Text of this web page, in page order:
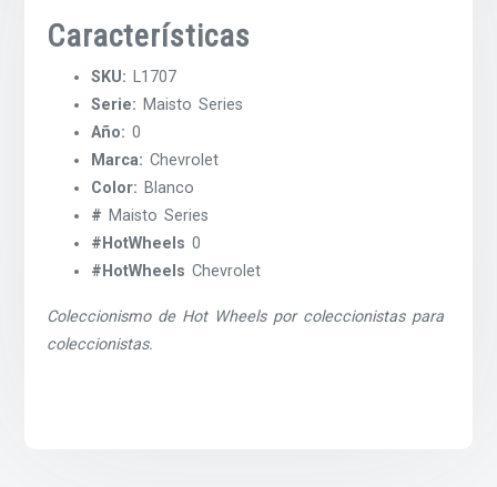
Características
SKU: L1707
Serie: Maisto Series
Año: 0
Marca: Chevrolet
Color: Blanco
# Maisto Series
#HotWheels 0
#HotWheels Chevrolet
Coleccionismo de Hot Wheels por coleccionistas para
coleccionistas.